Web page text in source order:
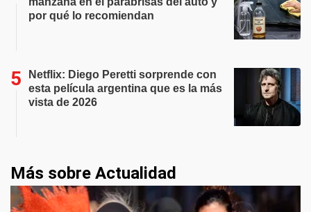
por qué lo recomiendan
Netflix: Diego Peretti sorprende con
esta película argentina que es la más
vista de 2026
Más sobre Actualidad